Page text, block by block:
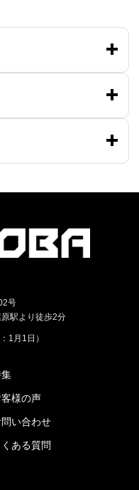
号
駅より徒歩2分
1月1日）
客様の声
問い合わせ
くある質問